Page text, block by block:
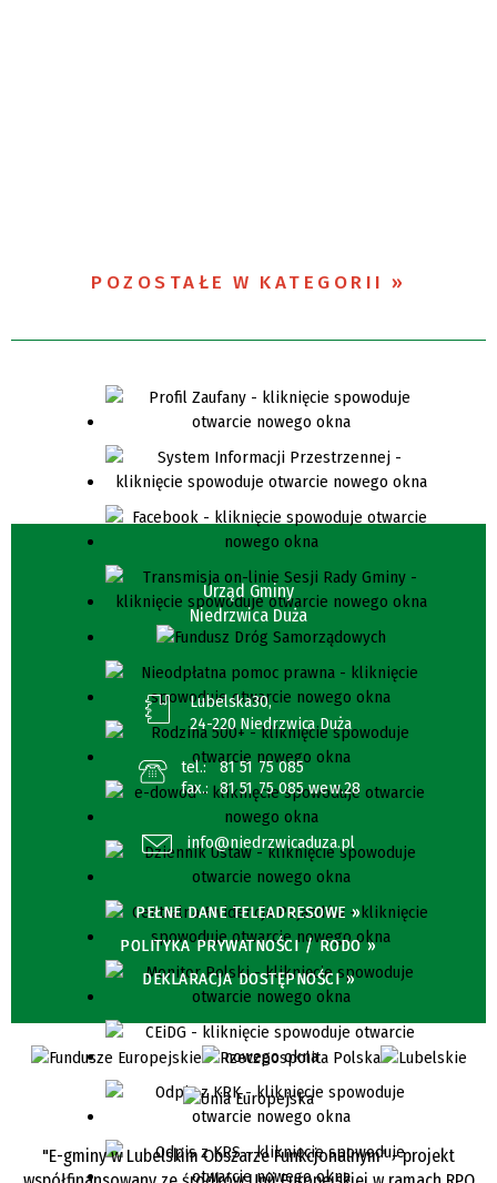
POZOSTAŁE W KATEGORII
Urząd Gminy
Niedrzwica Duża
Lubelska30,
24-220 Niedrzwica Duża
tel.:
81 51 75 085
fax.:
81 51 75 085 wew.28
info@niedrzwicaduza.pl
PEŁNE DANE TELEADRESOWE »
POLITYKA PRYWATNOŚCI / RODO »
DEKLARACJA DOSTĘPNOŚCI »
"E-gminy w Lubelskim Obszarze Funkcjonalnym" - projekt